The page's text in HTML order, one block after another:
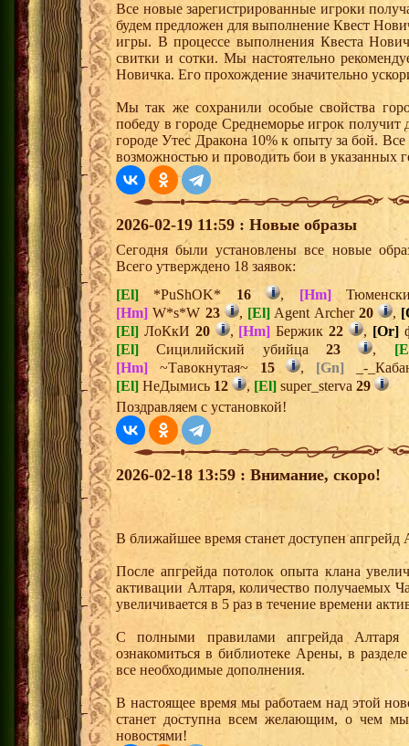
Все новые зарегистрированные игроки
будем предложен для выполнение Квест
игры. В процессе выполнения Квеста
свитки и сотки. Мы настоятельно
Новичка. Его прохождение значительно
Мы так же сохранили особые свойства
победу в городе Среднеморье игрок
городе Утес Дракона 10% к опыту за бой.
возможностью и проводить бои в указанных
2026-02-19 11:59 : Новые образы
Сегодня были установлены все новые
Всего утверждено 18 заявок:
[El] *PuShOK* 16 , [Hm]
[Hm] W*s*W 23 , [El] Agent Archer 20 ,
[El] ЛоКкИ 20 , [Hm] Бержик22 , [Or]
[El] Сицилийский убийца 23 ,
[Hm] ~Тавокнутая~ 15 , [Gn] _-
[El] НеДымись 12 , [El] super_sterva 29
Поздравляем с установкой!
2026-02-18 13:59 : Внимание, скоро!
В ближайшее время станет доступен
После апгрейда потолок опыта клана
активации Алтаря, количество получаемых
увеличивается в 5 раз в течение времени
С полными правилами апгрейда
ознакомиться в библиотеке Арены, в
все необходимые дополнения.
В настоящее время мы работаем над этой
станет доступна всем желающим, о чем
новостями!